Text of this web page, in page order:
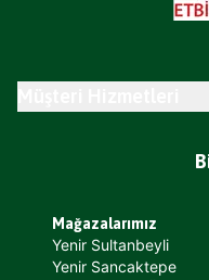
Mağazalarımız
Yenir Sultanbeyli
Yenir Sancaktepe